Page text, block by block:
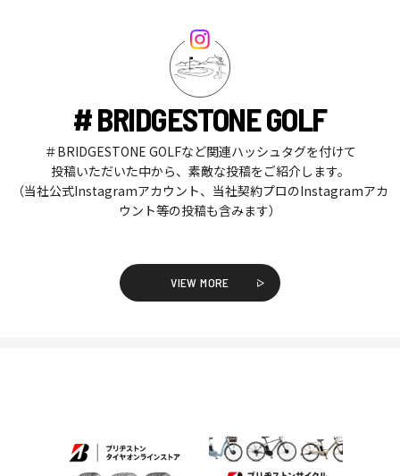
# BRIDGESTONE GOLF
＃BRIDGESTONE GOLFなど関連ハッシュタグを付けて
投稿いただいた中から、素敵な投稿をご紹介します。
（当社公式Instagramアカウント、当社契約プロのInstagramアカ
ウント等の投稿も含みます）
VIEW MORE